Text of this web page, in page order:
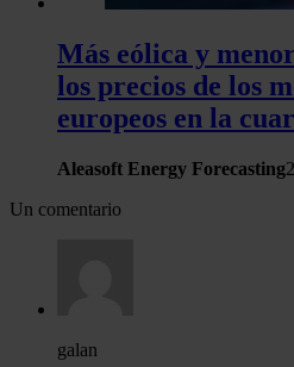
Más eólica y
los precios de los
europeos en la
Aleasoft Energy Forecasting
Un comentario
galan